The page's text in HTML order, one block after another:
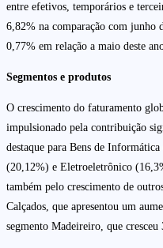
entre efetivos, temporários e
6,82% na comparação com junho
0,77% em relação a maio deste
Segmentos e produtos
O crescimento do faturamento
impulsionado pela contribuição
destaque para Bens de
(20,12%) e Eletroeletrônico
também pelo crescimento de
Calçados, que apresentou um
segmento Madeireiro, que cresceu